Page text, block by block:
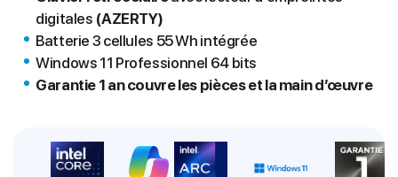
digitales (AZERTY)
Batterie 3 cellules 55 Wh intégrée
Windows 11 Professionnel 64 bits
Garantie 1 an couvre les pièces et la main d’œuvre